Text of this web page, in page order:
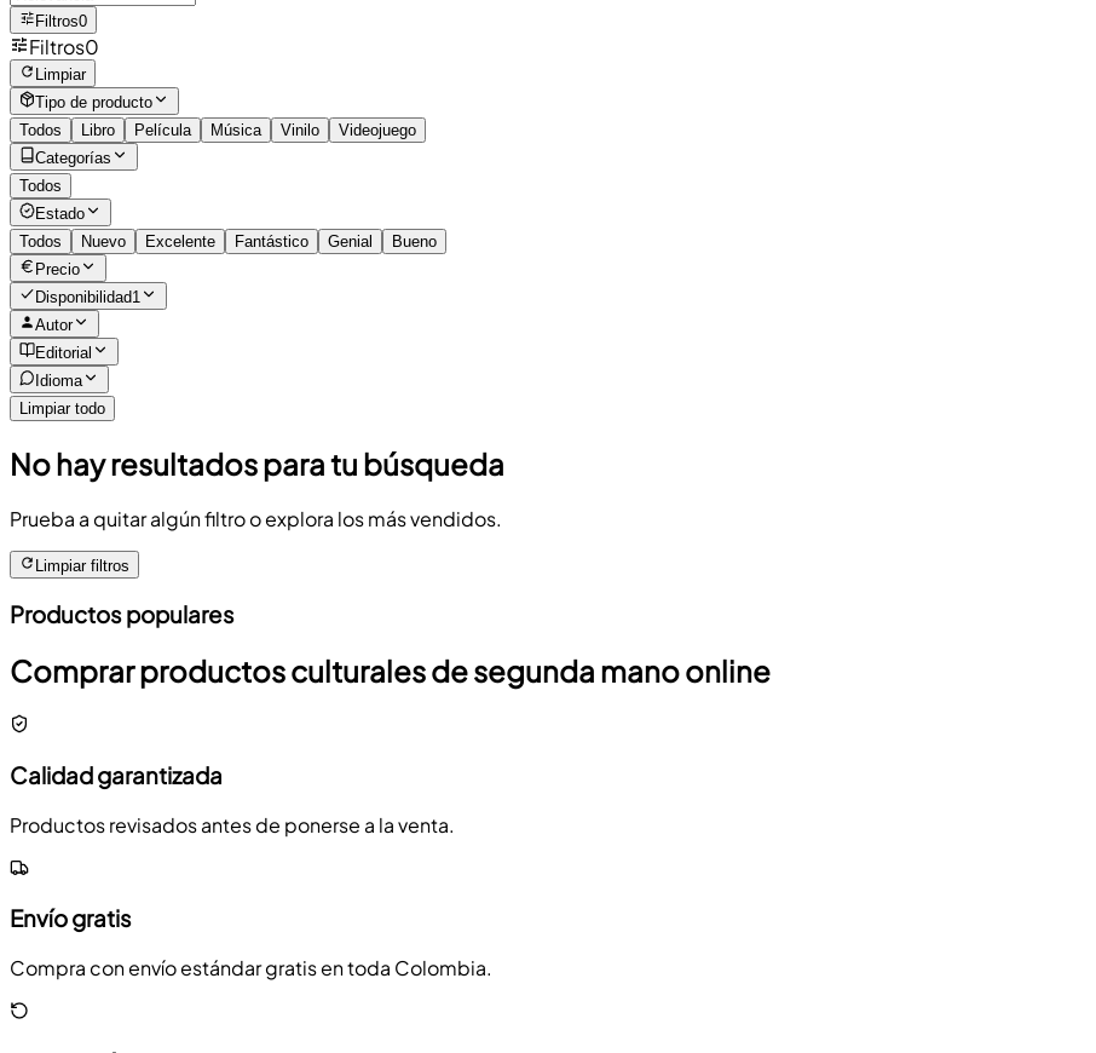
Filtros0
Filtros0
Limpiar
Tipo de producto
Todos
Libro Película Música Vinilo
Videojuego
Categorías
Todos
Estado
Todos
Nuevo Excelente Fantástico Genial
Bueno
Precio
Disponibilidad1
Autor
Editorial
Idioma
Limpiar todo
No hay resultados para tu búsqueda
Prueba a quitar algún filtro o explora los más vendidos.
Limpiar filtros
Productos populares
Comprar productos culturales de segunda mano online
Calidad garantizada
Productos revisados antes de ponerse a la venta.
Envío gratis
Compra con envío estándar gratis en toda Colombia.